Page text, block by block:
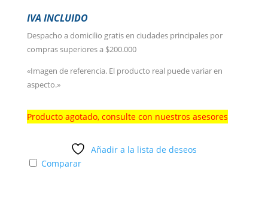
IVA INCLUIDO
Despacho a domicilio gratis en ciudades principales por
compras superiores a $200.000
«Imagen de referencia. El producto real puede variar en
aspecto.»
Producto agotado, consulte con nuestros asesores
Añadir a la lista de deseos
Comparar